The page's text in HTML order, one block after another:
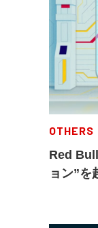
OTHERS
Red
ョン”を